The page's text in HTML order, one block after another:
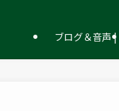
ブログ＆音声 |